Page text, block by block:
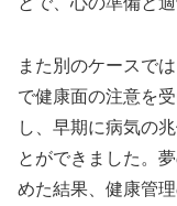
また別のケースで
で健康面の注意を
し、早期に病気の
とができました。
めた結果、健康管